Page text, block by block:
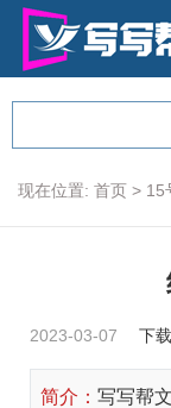
现在位置: 首页 > 15
2023-03-07 下
简介： 写写帮